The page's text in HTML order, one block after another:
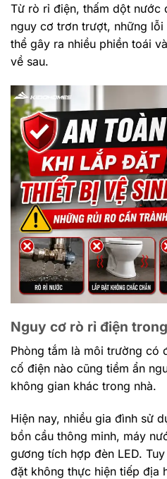
Từ rò rỉ điện, thấm dột nước
nguy cơ trơn trượt, những
thể gây ra nhiều phiền toái
về sau.
Nguy cơ rò rỉ điện
Phòng tắm là môi trường có
cố điện nào cũng tiềm ẩn
không gian khác trong nhà.
Hiện nay, nhiều gia đình sử
bồn cầu thông minh, máy
gương tích hợp đèn LED.
đặt không thực hiện tiếp địa